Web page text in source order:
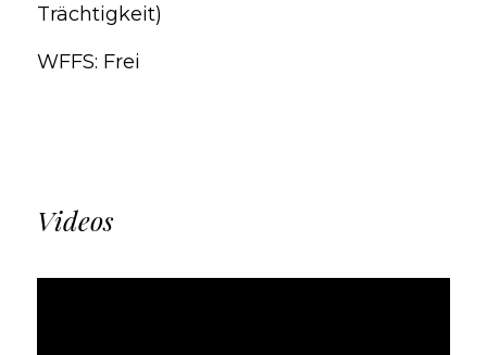
Trächtigkeit)
WFFS: Frei
Videos